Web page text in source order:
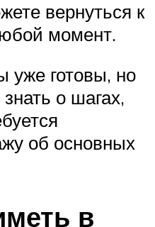
вернуться к
момент.
уже готовы, но
о шагах,
об основных
в